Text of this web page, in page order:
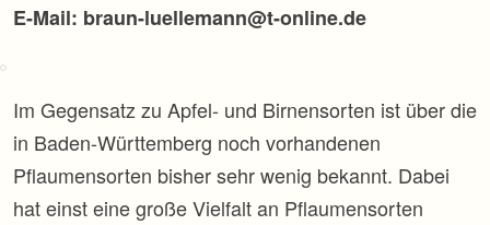
E-Mail: braun-luellemann@t-online.de
Im Gegensatz zu Apfel- und Birnensorten ist über die
in Baden-Württemberg noch vorhandenen
Pflaumensorten bisher sehr wenig bekannt. Dabei
hat einst eine große Vielfalt an Pflaumensorten